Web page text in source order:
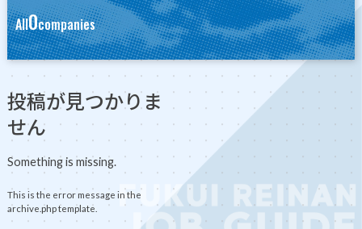
All0companies
投稿が見つかりま
せん
Something is missing.
This is the error message in the
archive.php template.